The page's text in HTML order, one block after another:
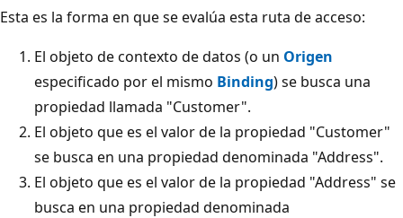
Esta es la forma en que se evalúa esta ruta de acceso:
El objeto de contexto de datos (o un Origen
especificado por el mismo Binding) se busca una
propiedad llamada "Customer".
El objeto que es el valor de la propiedad "Customer"
se busca en una propiedad denominada "Address".
El objeto que es el valor de la propiedad "Address" se
busca en una propiedad denominada